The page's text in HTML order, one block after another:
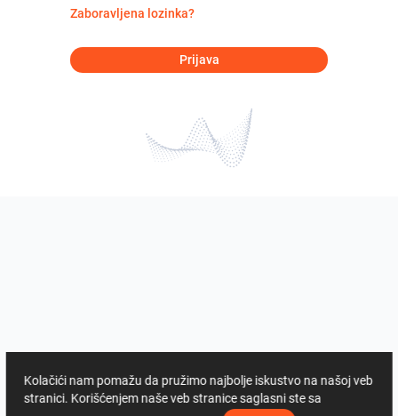
Zaboravljena lozinka?
Prijava
Kolačići nam pomažu da pružimo najbolje iskustvo na našoj veb
stranici. Korišćenjem naše veb stranice saglasni ste sa